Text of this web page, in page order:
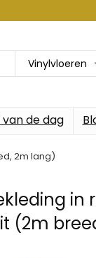
Vinylvloeren
van de dag
2m lang)
in
(2m